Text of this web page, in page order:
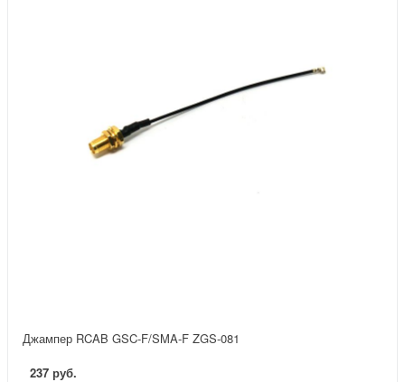
Джампер RCAB GSC-F/SMA-F ZGS-081
237 руб.